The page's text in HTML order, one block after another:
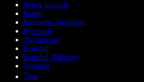
Norsk bokmål
Polski
Português Brasileiro
Русский
Українська
Español
Español (México)
Svenska
ไทย